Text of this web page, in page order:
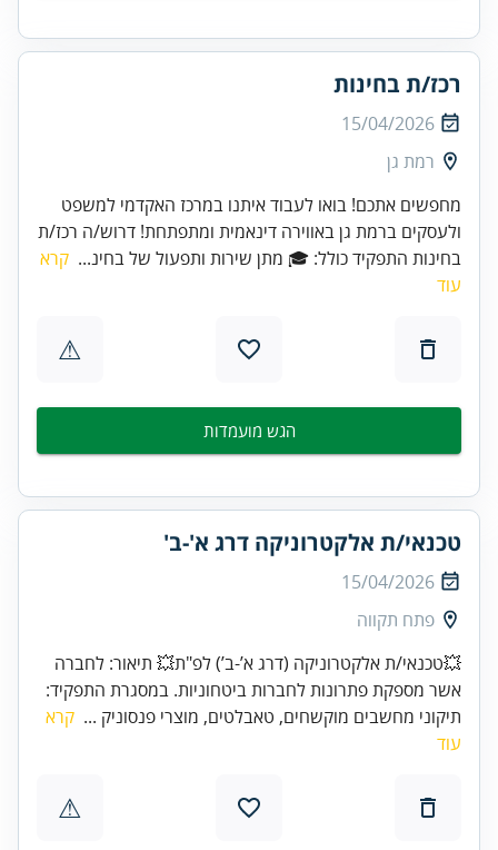
רכז/ת בחינות
15/04/2026
רמת גן
מחפשים אתכם! בואו לעבוד איתנו במרכז האקדמי למשפט
ולעסקים ברמת גן באווירה דינאמית ומתפתחת! דרוש/ה רכז/ת
בחינות התפקיד כולל: 🎓 מתן שירות ותפעול של בחינ... קרא
עוד
⚠
הגש מועמדות
טכנאי/ת אלקטרוניקה דרג א'-ב'
15/04/2026
פתח תקווה
💥טכנאי/ת אלקטרוניקה (דרג א’-ב’) לפ"ת💥 תיאור: לחברה
אשר מספקת פתרונות לחברות ביטחוניות. במסגרת התפקיד:
תיקוני מחשבים מוקשחים, טאבלטים, מוצרי פנסוניק ... קרא
עוד
⚠